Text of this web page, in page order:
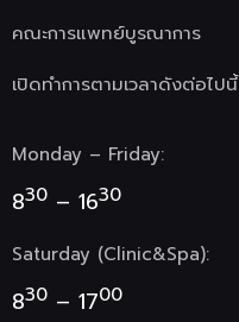
คณะการแพทย์บูรณาการ
เปิดทำการตามเวลาดังต่อไปนี้
Monday – Friday:
830– 1630
Saturday (Clinic&Spa):
830– 1700